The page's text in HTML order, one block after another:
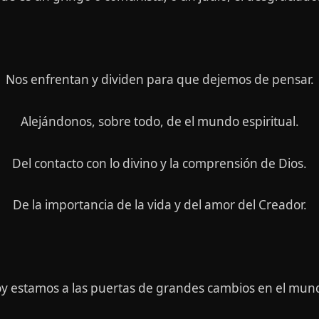
Nos enfrentan y dividen para que dejemos de pensar.
Alejándonos, sobre todo, de el mundo espiritual.
Del contacto con lo divino y la comprensión de Dios.
De la importancia de la vida y del amor del Creador.
estamos a las puertas de grandes cambios en el